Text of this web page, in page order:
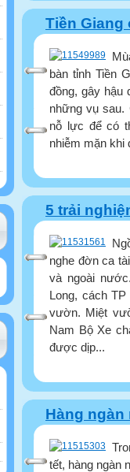
Tiền Giang
bàn tỉnh Tiền
đồng, gây hậu
những vụ sau.
nỗ lực để có
nhiễm mặn khi
5 trải
nghe đờn ca
và ngoài
Long, cách
vườn. Miệt
Nam Bộ Xe
được dịp...
Hàng ngàn
tết, hàng ngàn